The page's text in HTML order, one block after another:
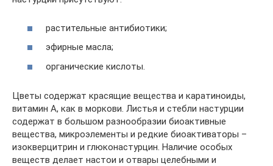
растительные антибиотики;
эфирные масла;
органические кислоты.
Цветы содержат красящие вещества и каратиноиды,
витамин А, как в моркови. Листья и стебли настурции
содержат в большом разнообразии биоактивные
вещества, микроэлементы и редкие биоактиваторы –
изокверцитрин и глюконастурцин. Наличие особых
веществ делает настои и отвары целебными и